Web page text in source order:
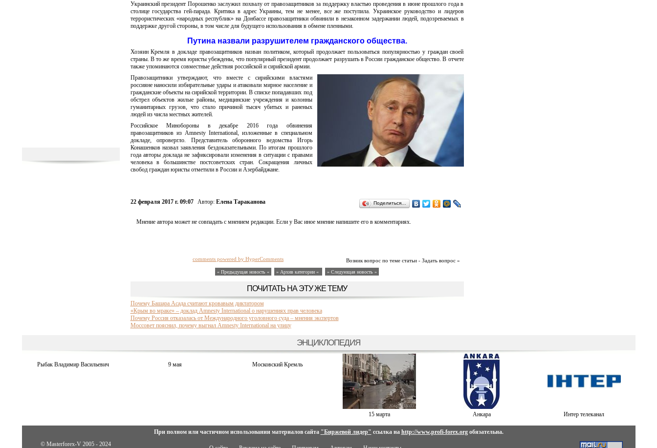
Украинский президент Порошенко заслужил похвалу от правозащитников за поддержку властью проведения в июне прошлого года в
столице государства гей-парада. Критика в адрес Украины, тем не менее, все же поступила. Украинское руководство и лидеров
террористических «народных республик» на Донбассе правозащитники обвинили в незаконном задержании людей, подозреваемых в
поддержке другой стороны, в том числе для будущего использования в обмене пленными.
Путина назвали разрушителем гражданского общества.
Хозяин Кремля в докладе правозащитников назван политиком, который продолжает пользоваться популярностью у граждан своей
страны. В то же время юристы убеждены, что популярный президент продолжает разрушать в России гражданское общество. В отчете
также упоминаются совместные действия российской и сирийской армии.
Правозащитники утверждают, что вместе с сирийскими властями
россияне наносили избирательные удары и атаковали мирное население и
гражданские объекты на сирийской территории. В списке попадавших под
обстрел объектов жилые районы, медицинские учреждения и колонны
гуманитарных грузов, что стало причиной тысяч убитых и раненых
людей из числа местных жителей.
Российское Минобороны в декабре 2016 года обвинения
правозащитников из Amnesty International, изложенные в специальном
докладе, опровергло. Представитель оборонного ведомства Игорь
Конашенков назвал заявления бездоказательными. По итогам прошлого
года авторы доклада не зафиксировали изменения в ситуации с правами
человека в большинстве постсоветских стран. Сокращения личных
свобод граждан юристы отметили в России и Азербайджане.
22 февраля 2017 г. 09:07 Автор: Елена Тараканова Поделиться…
Мнение автора может не совпадать с мнением редакции. Если у Вас иное мнение напишите его в комментариях.
Возник вопрос по теме статьи - Задать вопрос »
comments powered by HyperComments
« Предыдущая новость « » Архив категории « » Следующая новость »
ПОЧИТАТЬ НА ЭТУ ЖЕ ТЕМУ
Почему Башара Асада считают кровавым диктатором
«Крым во мраке» – доклад Amnesty International о нарушениях прав человека
Почему Россия отказалась от Международного уголовного суда – мнения экспертов
Моссовет пояснил, почему выгнал Amnesty International на улицу
ЭНЦИКЛОПЕДИЯ
Рыбак Владимир Васильевич 9 мая Московский Кремль
15 марта Анкара Интер телеканал
При полном или частичном использовании материалов сайта "Биржевой лидер" ссылка на http://www.profi-forex.orgобязательна.
© Masterforex-V 2005 - 2024